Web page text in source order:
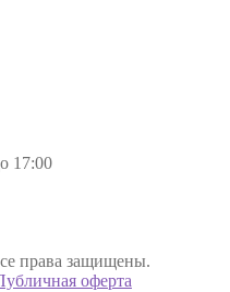
17:00
права защищены.
оферта